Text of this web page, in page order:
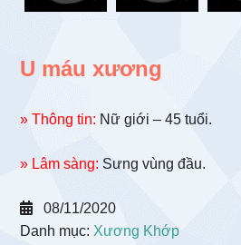
U máu xương
» Thông tin: Nữ giới – 45 tuổi.
» Lâm sàng: Sưng vùng đầu.
08/11/2020
Danh mục: Xương Khớp